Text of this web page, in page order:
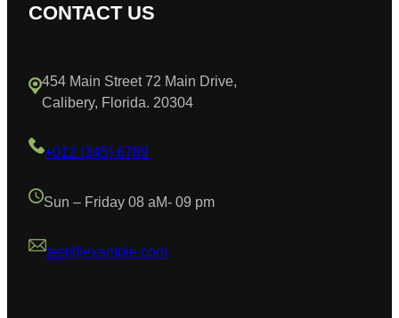
CONTACT US
454 Main Street 72 Main Drive,
Calibery, Florida. 20304
+012 (345) 6789
Sun – Friday 08 aM- 09 pm
test@example.com